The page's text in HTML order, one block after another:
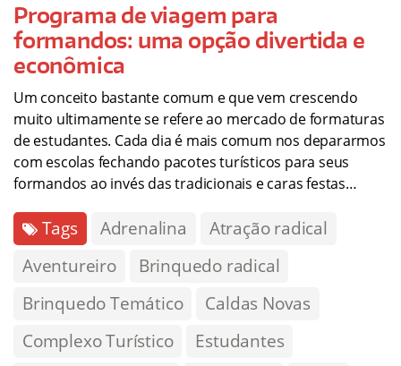
Programa de viagem para
formandos: uma opção divertida e
econômica
Um conceito bastante comum e que vem crescendo
muito ultimamente se refere ao mercado de formaturas
de estudantes. Cada dia é mais comum nos depararmos
com escolas fechando pacotes turísticos para seus
formandos ao invés das tradicionais e caras festas…
Tags Adrenalina
Atração radical
Aventureiro
Brinquedo radical
Brinquedo Temático
Caldas Novas
Complexo Turístico
Estudantes